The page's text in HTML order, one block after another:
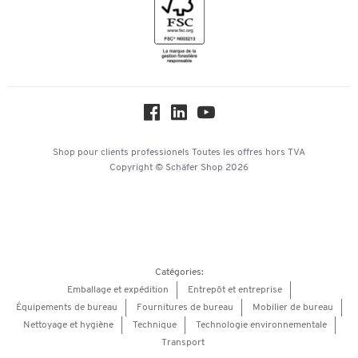
Shop pour clients professionels Toutes les offres hors TVA
Copyright © Schäfer Shop 2026
Catégories:
Emballage et expédition
Entrepôt et entreprise
Équipements de bureau
Fournitures de bureau
Mobilier de bureau
Nettoyage et hygiène
Technique
Technologie environnementale
Transport